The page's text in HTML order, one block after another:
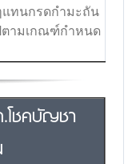
แทนกรดกำมะถัน
ตามเกณฑ์กำหนด
โชคบัญชา